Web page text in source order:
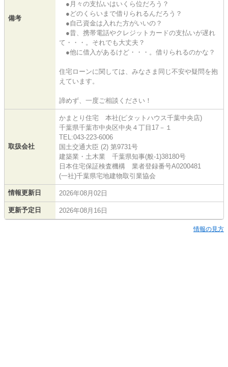
備考
●月々の支払いはいくら位だろう？
●どのくらいまで借りられるんだろう？
●自己資金は入れた方がいいの？
●昔、携帯電話やクレジットカードの支払いが遅れ
て・・・。それでも大丈夫？
●他に借入があるけど・・・。借りられるのかな？
住宅ローンに関しては、みなさま同じ不安や疑問を抱
えています。
諦めず、一度ご相談ください！
取扱会社
かまとり住宅 本社(ピタットハウス千葉中央店)
千葉県千葉市中央区中央４丁目17－１
TEL:043-223-6006
国土交通大臣 (2) 第9731号
建築業・土木業 千葉県知事(般-1)38180号
日本住宅保証検査機構 業者登録番号A0200481
(一社)千葉県宅地建物取引業協会
情報更新日 2026年08月02日
更新予定日 2026年08月16日
情報の見方